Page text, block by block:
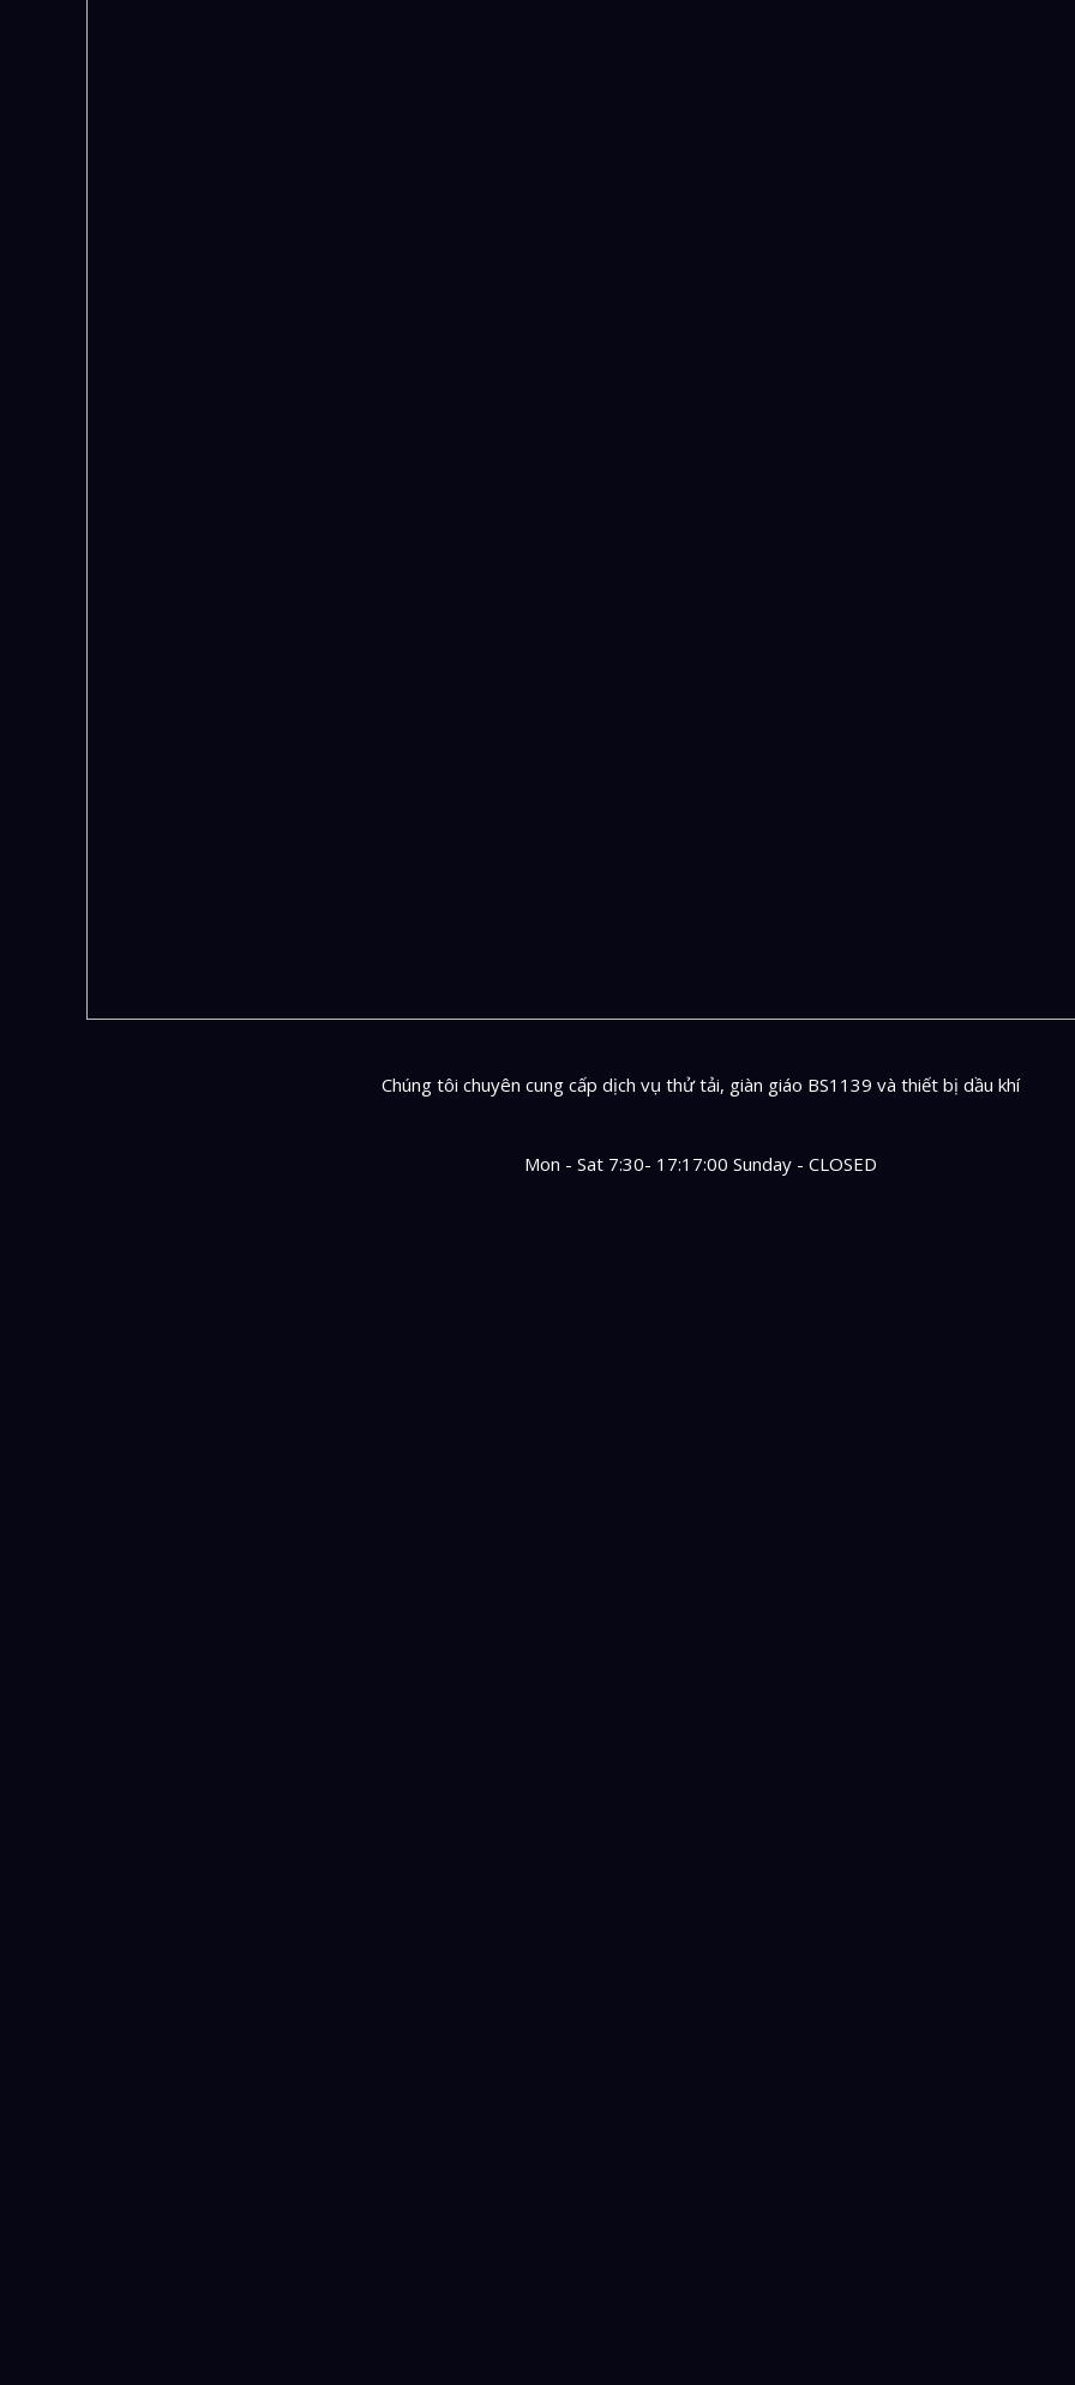
Chúng tôi chuyên cung cấp dịch vụ thử tải, giàn giáo BS1139 và thiết bị dầu khí
Mon - Sat 7:30- 17:17:00 Sunday - CLOSED